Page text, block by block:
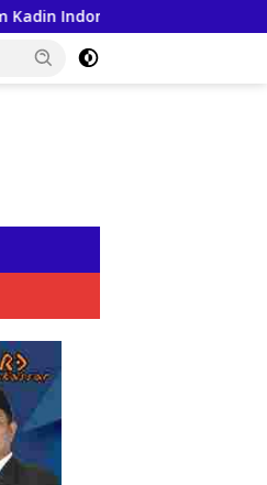
Andi Yuslim Patawari Jadi